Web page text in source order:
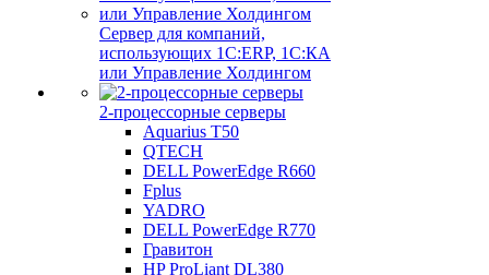
Сервер для компаний,
использующих 1C:ERP, 1С:КА
или Управление Холдингом
2-процессорные серверы
Aquarius T50
QTECH
DELL PowerEdge R660
Fplus
YADRO
DELL PowerEdge R770
Гравитон
HP ProLiant DL380